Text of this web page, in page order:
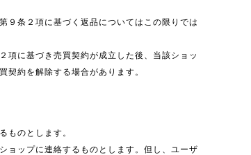
９条２項に基づく返品についてはこの限りでは
項に基づき売買契約が成立した後、当該ショッ
契約を解除する場合があります。
ものとします。
ョップに連絡するものとします。但し、ユーザ